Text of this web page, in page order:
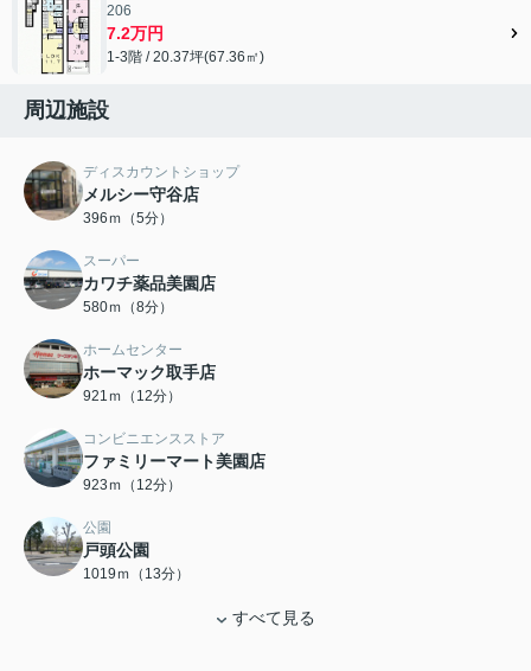
206
7.2万円
1-3階 / 20.37坪(67.36㎡)
周辺施設
ディスカウントショップ
メルシー守谷店
396ｍ（5分）
スーパー
カワチ薬品美園店
580ｍ（8分）
ホームセンター
ホーマック取手店
921ｍ（12分）
コンビニエンスストア
ファミリーマート美園店
923ｍ（12分）
公園
戸頭公園
1019ｍ（13分）
すべて見る